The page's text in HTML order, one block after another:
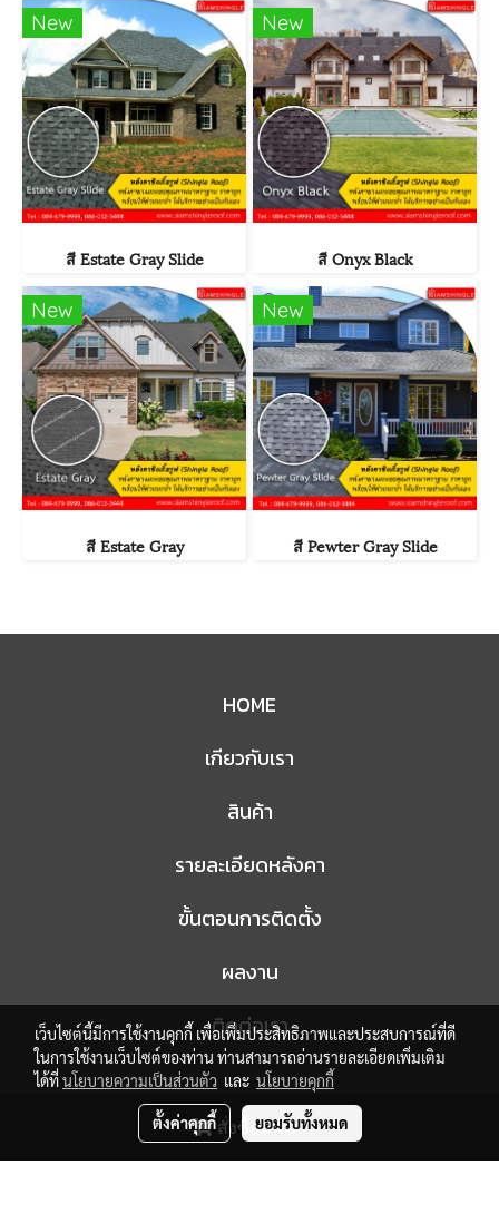
สั่งซื้อสินค้า
New
สี Estate Gray Slide
New
สี Onyx Black
New
สี Estate Gray
New
สี Pewter Gray Slide
HOME
เกียวกับเรา
สินค้า
รายละเอียดหลังคา
ขั้นตอนการติดตั้ง
ผลงาน
ติดต่อเรา
@ Copyright 2017 All Rights Reserved.
MakeWebEasy.com
เว็บไซต์นี้มีการใช้งานคุกกี้ เพื่อเพิ่มประสิทธิภาพและประสบการณ์ที่ดี
ในการใช้งานเว็บไซต์ของท่าน ท่านสามารถอ่านรายละเอียดเพิ่มเติม
ได้ที่นโยบายความเป็นส่วนตัว และ นโยบายคุกกี้
ตั้งค่าคุกกี้ ยอมรับทั้งหมด